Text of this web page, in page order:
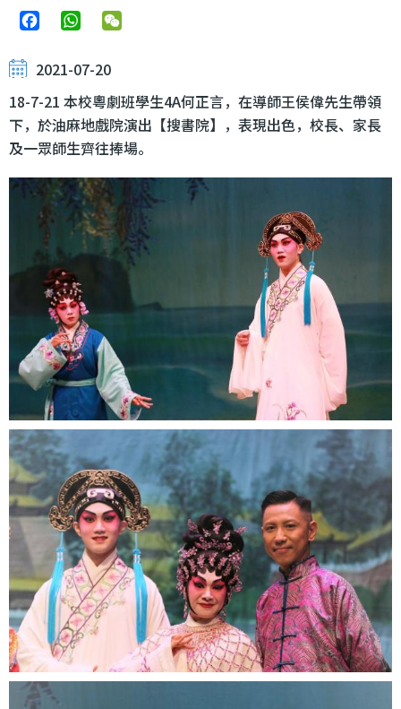
FacebookWhatsApp
2021-07-20
18-7-21 本校粵劇班學生4A何正言，在導師王侯偉先生帶領
下，於油麻地戲院演出【搜書院】，表現出色，校長、家長
及一眾師生齊往捧場。